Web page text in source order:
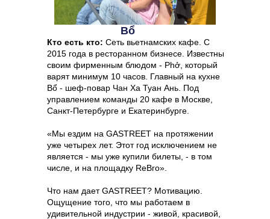
Кто есть кто: Сеть вьетнамских кафе. С
2015 года в ресторанном бизнесе. Известны
своим фирменным блюдом - Phở, который
варят минимум 10 часов. Главный на кухне
Bổ - шеф-повар Чан Ха Туан Ань. Под
управлением команды 20 кафе в Москве,
Санкт-Петербурге и Екатеринбурге.
«‎Мы ездим на GASTREET на протяжении
уже четырех лет. Этот год исключением не
является - мы уже купили билеты, - в том
числе, и на площадку ReBro».
Что нам дает GASTREET? Мотивацию.
Ощущение того, что мы работаем в
удивительной индустрии - живой, красивой,
Bổ